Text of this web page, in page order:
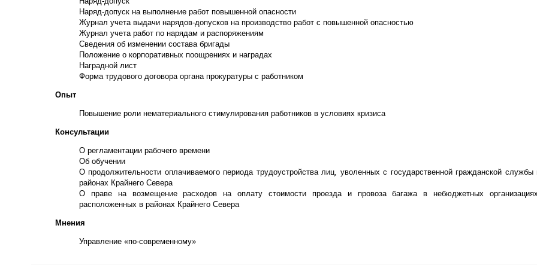
Наряд-допуск на выполнение работ повышенной опасности
Журнал учета выдачи нарядов-допусков на производство работ с повышенной опасностью
Журнал учета работ по нарядам и распоряжениям
Сведения об изменении состава бригады
Положение о корпоративных поощрениях и наградах
Наградной лист
Форма трудового договора органа прокуратуры с работником
Опыт
Повышение роли нематериального стимулирования работников в условиях кризиса
Консультации
О регламентации рабочего времени
Об обучении
О продолжительности оплачиваемого периода трудоустройства лиц, уволенных с государственной гражданской службы
районах Крайнего Севера
О праве на возмещение расходов на оплату стоимости проезда и провоза багажа в небюджетных
расположенных в районах Крайнего Севера
Мнения
Управление «по-современному»